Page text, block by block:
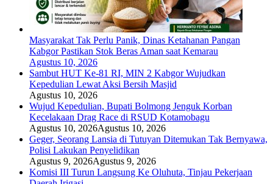
Masyarakat Tak Perlu Panik, Dinas Ketahanan Pangan
Kabgor Pastikan Stok Beras Aman saat Kemarau
Agustus 10, 2026
Sambut HUT Ke-81 RI, MIN 2 Kabgor Wujudkan
Kepedulian Lewat Aksi Bersih Masjid
Agustus 10, 2026
Wujud Kepedulian, Bupati Bolmong Jenguk Korban
Kecelakaan Drag Race di RSUD Kotamobagu
Agustus 10, 2026Agustus 10, 2026
Geger, Seorang Lansia di Tutuyan Ditemukan Tak Bernyawa,
Polisi Lakukan Penyelidikan
Agustus 9, 2026Agustus 9, 2026
Komisi III Turun Langsung Ke Oluhuta, Tinjau Pekerjaan